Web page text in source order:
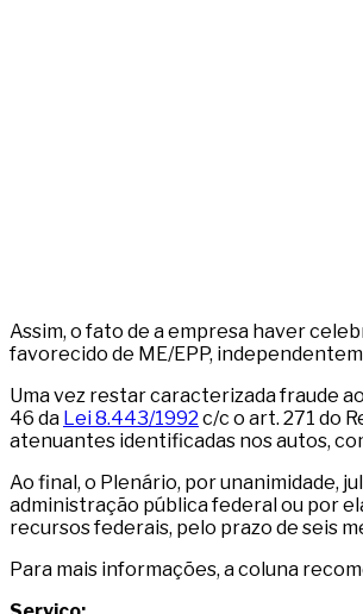
Assim, o fato de a empresa haver
favorecido de ME/EPP,
Uma vez restar caracterizada fraude
46 da Lei 8.443/1992 c/c o art. 271 do
atenuantes identificadas nos autos,
Ao final, o Plenário, por unanimidade,
administração pública federal ou por
recursos federais, pelo prazo de seis
Para mais informações, a coluna